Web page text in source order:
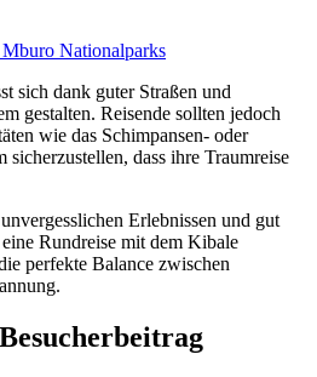
Mburo Nationalparks
sich dank guter Straßen und
gestalten. Reisende sollten jedoch
wie das Schimpansen- oder
dass ihre Traumreise
Erlebnissen und gut
Rundreise mit dem Kibale
perfekte Balance zwischen